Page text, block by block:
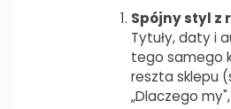
Spójny styl z
Tytuły, daty i
tego samego
reszta sklepu
„Dlaczego